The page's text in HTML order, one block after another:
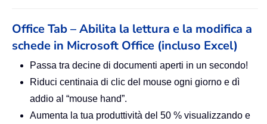
Office Tab – Abilita la lettura e la modifica a
schede in Microsoft Office (incluso Excel)
Passa tra decine di documenti aperti in un secondo!
Riduci centinaia di clic del mouse ogni giorno e dì
addio al “mouse hand”.
Aumenta la tua produttività del 50 % visualizzando e